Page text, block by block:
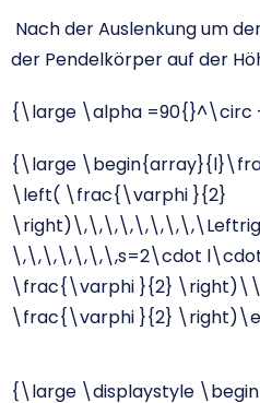
Nach der Auslenkung um
der Pendelkörper auf der
{\large \alpha
{\large
\left( \frac{\varphi }{2}
\,\,\,\,\,\,\,s=2\cdot
\frac{\varphi }{2}
\frac{\varphi }{2}
{\large \displaystyle